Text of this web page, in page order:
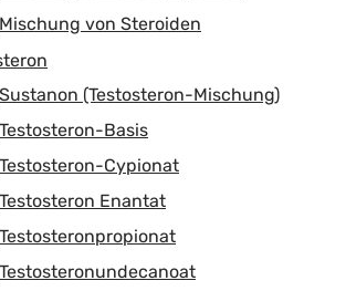
Mischung von Steroiden
Sustanon (Testosteron-Mischung)
Testosteron-Basis
Testosteron-Cypionat
Testosteron Enantat
Testosteronpropionat
Testosteronundecanoat